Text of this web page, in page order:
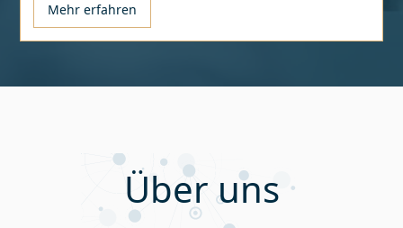
Mehr erfahren
Über uns